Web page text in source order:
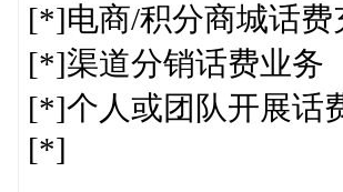
[*]电商/积分商城话费
[*]渠道分销话费业务
[*]个人或团队开展话
[*]